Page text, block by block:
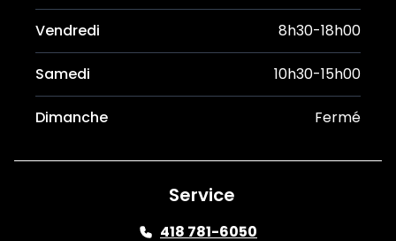
Vendredi 8h30-18h00
Samedi 10h30-15h00
Dimanche Fermé
Service
418 781-6050